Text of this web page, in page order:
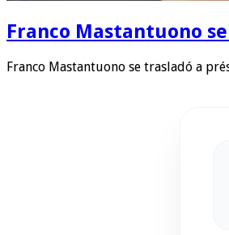
Franco Mastantuono
Franco Mastantuono se trasladó a